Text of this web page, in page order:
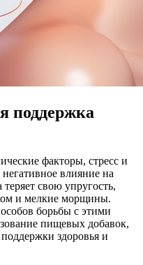
поддержка
факторы, стресс и
влияние на
свою упругость,
и мелкие морщины.
борьбы с этими
пищевых добавок,
здоровья и